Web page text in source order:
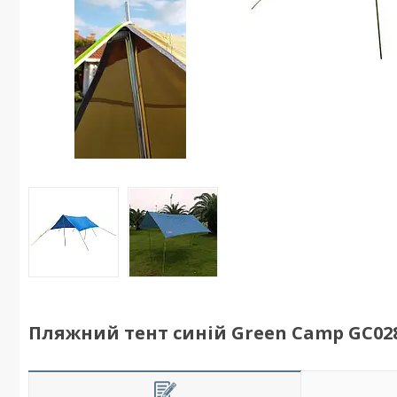
Пляжний тент синій Green Camp